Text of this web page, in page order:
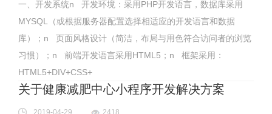
一、开发系统n 开发环境：采用PHP开发语言，数据库采用
MYSQL（或根据服务器配置选择相适应的开发语言和数据
库）；n 页面风格设计（简洁，布局与用色符合访问者的浏览
习惯）；n 前端开发语言采用HTML5；n 框架采用：
HTML5+DIV+CSS+
关于健康减肥中心小程序开发解决方案
2019-04-29 2418